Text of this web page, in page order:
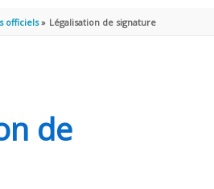
PRINCIPAL
officiels Légalisation de signature
de